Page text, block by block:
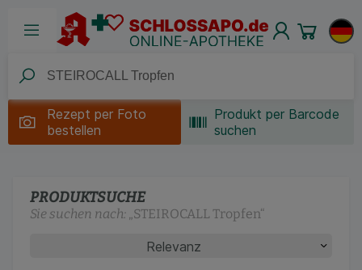
Rezept per Foto
bestellen
Produkt per Barcode
suchen
PRODUKTSUCHE
Sie suchen nach: „STEIROCALL Tropfen“